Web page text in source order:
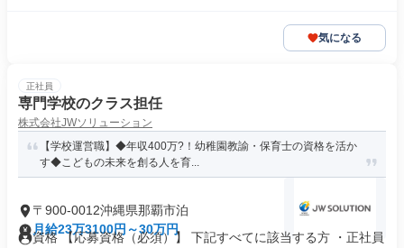
気になる
正社員
専門学校のクラス担任
株式会社JWソリューション
【学校運営職】◆年収400万?！幼稚園教諭・保育士の資格を活か
す◆こどもの未来を創る人を育...
〒900-0012沖縄県那覇市泊
月給23万3100円～30万円
資格 【応募資格（必須）】 下記すべてに該当する方 ・正社員